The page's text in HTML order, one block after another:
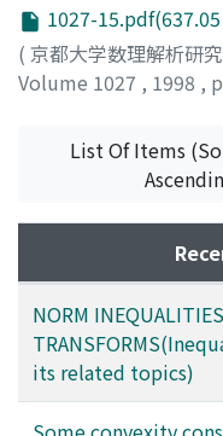
1027-
( 京都大学数理解析研
Volume 1027 , 1998 ,
ウ, ツヨシ ;ヒアイ, フ
List Of Items
NORM
its related topics)